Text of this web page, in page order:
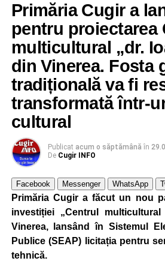
Adaugă
preferată pe
Ultimele știri din Cugir
„Roș-albaștrii”, o nouă
pregătire: Metalurgistul Cugir
(0-0)
mașină solară. Vehiculul a
Trei profesori ai Colegiului
Cugir și-au perfecționat
mobilități Erasmus+ în Croația
Facebook Messenger WhatsApp
Primăria Cugir a
pentru proiectarea
multicultural „dr.
din Vinerea. Fosta
tradițională va fi
transformată într-
cultural
Publicat acum o săptămână în
De Cugir INFO
Facebook Messenger WhatsApp
Primăria Cugir a făcut un nou
investiției „Centrul
Vinerea, lansând în Sistemul
Publice (SEAP) licitația pentru
tehnică.